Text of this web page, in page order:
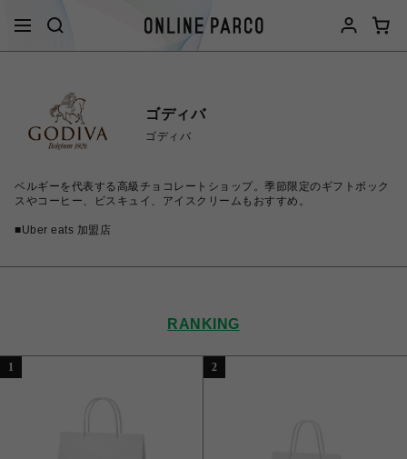
ゴディバ
ゴディバ
ベルギーを代表する高級チョコレートショップ。季節限定のギフトボック
スやコーヒー、ビスキュイ、アイスクリームもおすすめ。
■Uber eats 加盟店
RANKING
1 2